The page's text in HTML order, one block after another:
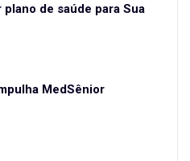
plano de saúde para Sua
MedSênior